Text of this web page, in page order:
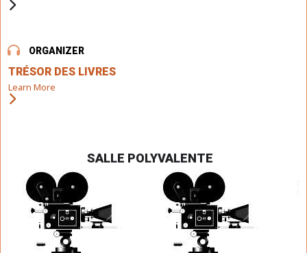
ORGANIZER
TRÉSOR DES LIVRES
Learn More
SALLE POLYVALENTE